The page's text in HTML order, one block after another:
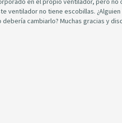
ventilador no tiene escobillas.
cambiarlo? Muchas gracias y